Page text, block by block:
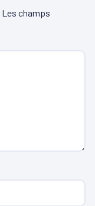
Les champs